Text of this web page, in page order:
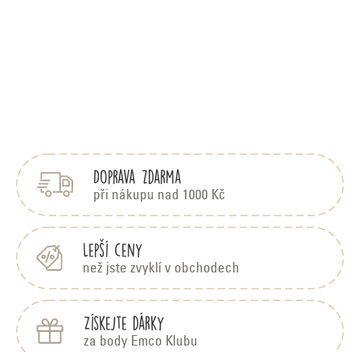
Doprava zdarma
při nákupu nad 1000 Kč
Lepší ceny
než jste zvyklí v obchodech
Získejte dárky
za body Emco Klubu